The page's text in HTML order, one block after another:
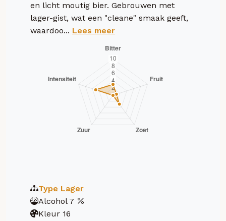
en licht moutig bier. Gebrouwen met
lager-gist, wat een "cleane" smaak geeft,
waardoo... Lees meer
Type Lager
Alcohol 7
Kleur 16